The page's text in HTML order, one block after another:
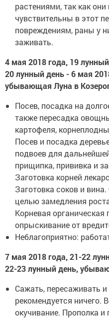
растениями, так как
чувствительны в этот
повреждениям, раны у
заживать.
4 мая 2018 года, 19
20 лунный день - 6 мая
убывающая Луна в
Посев, посадка на
также пересадка
картофеля,
Посев и посадка
подвоев для
прищипка, прививка и
Заготовка корней
Заготовка соков и
целью замедления
Корневая
опрыскивание от
Неблагоприятно:
7 мая 2018 года, 21-22
22-23 лунный день,
Сажать, пересаживать
рекомендуется ничего.
окучивание. Прополка